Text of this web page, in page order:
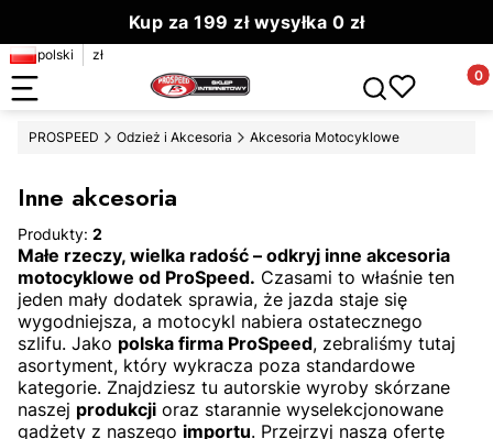
Kup za 199 zł wysyłka 0 zł
polski zł
Otwórz
PROSPEED Odzież i Akcesoria Akcesoria Motocyklowe
Inne akcesoria
Produkty: 2
Małe rzeczy, wielka radość – odkryj inne akcesoria
motocyklowe od ProSpeed. Czasami to właśnie ten
jeden mały dodatek sprawia, że jazda staje się
wygodniejsza, a motocykl nabiera ostatecznego
szlifu. Jako polska firma ProSpeed, zebraliśmy tutaj
asortyment, który wykracza poza standardowe
kategorie. Znajdziesz tu autorskie wyroby skórzane
naszej produkcji oraz starannie wyselekcjonowane
gadżety z naszego importu. Przejrzyj naszą ofertę